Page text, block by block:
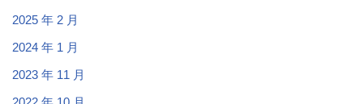
2025 年 2 月
2024 年 1 月
2023 年 11 月